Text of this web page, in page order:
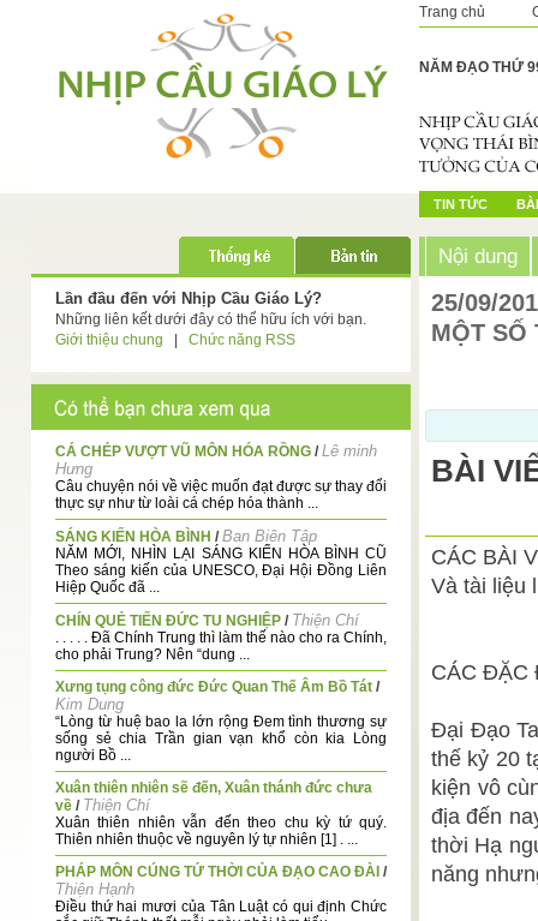
Trang chủ
NĂM ĐẠO THỨ
TIN TỨC
Lần đầu đến với Nhịp Cầu Giáo Lý?
Những liên kết dưới đây có thể hữu ích với bạn.
Giới thiệu chung
Chức năng RSS
CÁ CHÉP VƯỢT VŨ MÔN HÓA RỒNG /Lê minh
Hưng
Câu chuyện nói về việc muốn đạt được sự thay đổi
thực sự như từ loài cá chép hóa thành ...
SÁNG KIẾN HÒA BÌNH /Ban Biên Tập
NĂM MỚI, NHÌN LẠI SÁNG KIẾN HÒA BÌNH CŨ
Theo sáng kiến của UNESCO, Đại Hội Đồng Liên
Hiệp Quốc đã ...
CHÍN QUẺ TIẾN ĐỨC TU NGHIỆP / Thiện Chí
. . . . . Đã Chính Trung thì làm thế nào cho ra Chính,
cho phải Trung? Nên “dung ...
Xưng tụng công đức Đức Quan Thế Âm Bồ Tát /
Kim Dung
“Lòng từ huệ bao la lớn rộng Đem tình thương sự
sống sẻ chia Trần gian vạn khổ còn kia Lòng
người Bồ ...
Xuân thiên nhiên sẽ đến, Xuân thánh đức chưa
về / Thiện Chí
Xuân thiên nhiên vẫn đến theo chu kỳ tứ quý.
Thiên nhiên thuộc về nguyên lý tự nhiên [1] . ...
PHÁP MÔN CÚNG TỨ THỜI CỦA ĐẠO CAO ĐÀI /
Thiện Hạnh
Điều thứ hai mươi của Tân Luật có qui định Chức
Nội dung
25/09/
MỘT SỐ
BÀI
CÁC BÀI
Và tài liệu
CÁC ĐẶC
Đại Đạo
thế kỷ 20
kiện vô
địa đến
thời Hạ
năng